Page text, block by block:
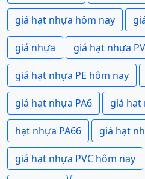
giá hạt nhựa hôm nay
giá nhựa giá hạt nhựa
giá hạt nhựa PE hôm nay
giá hạt nhựa PA6 giá hạt
hạt nhựa PA66 giá hạt
giá hạt nhựa PVC hôm nay